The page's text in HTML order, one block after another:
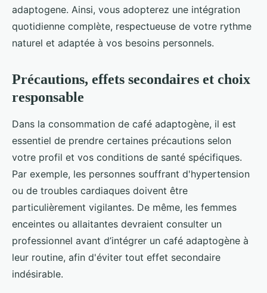
adaptogene. Ainsi, vous adopterez une intégration
quotidienne complète, respectueuse de votre rythme
naturel et adaptée à vos besoins personnels.
Précautions, effets secondaires et choix
responsable
Dans la consommation de café adaptogène, il est
essentiel de prendre certaines précautions selon
votre profil et vos conditions de santé spécifiques.
Par exemple, les personnes souffrant d'hypertension
ou de troubles cardiaques doivent être
particulièrement vigilantes. De même, les femmes
enceintes ou allaitantes devraient consulter un
professionnel avant d’intégrer un café adaptogène à
leur routine, afin d'éviter tout effet secondaire
indésirable.